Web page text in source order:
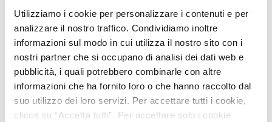
Utilizziamo i cookie per personalizzare i contenuti e per
analizzare il nostro traffico. Condividiamo inoltre
informazioni sul modo in cui utilizza il nostro sito con i
nostri partner che si occupano di analisi dei dati web e
pubblicità, i quali potrebbero combinarle con altre
informazioni che ha fornito loro o che hanno raccolto dal
suo utilizzo dei loro servizi. Per accettare tutti i cookie,
clicca su “Accetta tutti”. Per accettare solo i cookie